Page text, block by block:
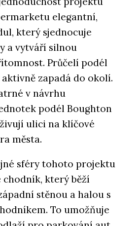
elegantní,
který sjednocuje
a vytváří silnou
Průčelí podél
zapadá do okolí.
v návrhu
podél Boughton
ulici na klíčové
města.
sféry tohoto projektu
chodník, který běží
stěnou a halou s
To umožňuje